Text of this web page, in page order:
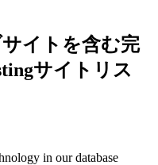
サイトを含む完
サイトリス
in our database